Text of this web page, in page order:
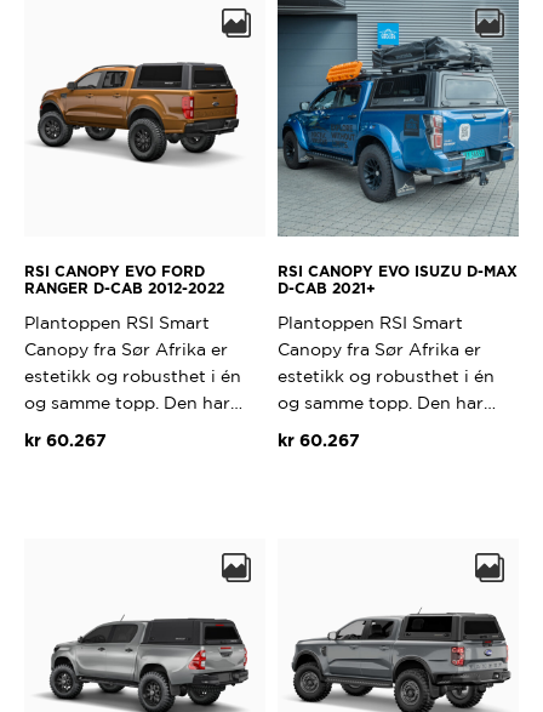
RSI CANOPY EVO FORD
RANGER D-CAB 2012-2022
Plantoppen RSI Smart
Canopy fra Sør Afrika er
estetikk og robusthet i én
og samme topp. Den har…
kr60.267
RSI CANOPY EVO ISUZU D-MAX
D-CAB 2021+
Plantoppen RSI Smart
Canopy fra Sør Afrika er
estetikk og robusthet i én
og samme topp. Den har…
kr 60.267